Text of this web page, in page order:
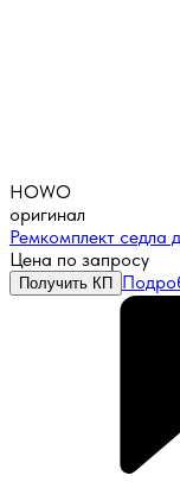
HOWO
оригинал
Ремкомплект седла
Цена по запросу
Получить КП